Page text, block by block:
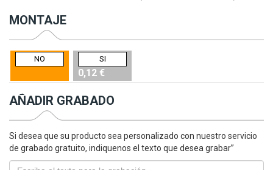
MONTAJE
NO SI
0,12 €
AÑADIR GRABADO
Si desea que su producto sea personalizado con nuestro servicio
de grabado gratuito, indiquenos el texto que desea grabar”